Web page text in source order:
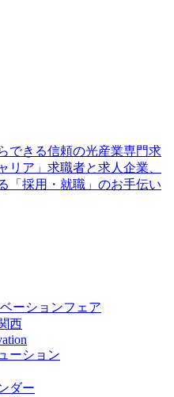
ーションフェア
西
ーション
ダー